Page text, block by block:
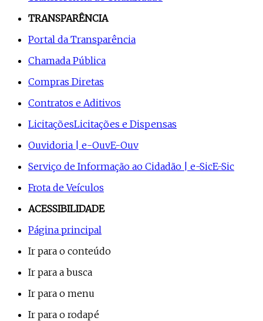
TRANSPARÊNCIA
Portal da Transparência
Chamada Pública
Compras Diretas
Contratos e Aditivos
LicitaçõesLicitações e Dispensas
Ouvidoria | e-OuvE-Ouv
Serviço de Informação ao Cidadão | e-SicE-Sic
Frota de Veículos
ACESSIBILIDADE
Página principal
Ir para o conteúdo
Ir para a busca
Ir para o menu
Ir para o rodapé